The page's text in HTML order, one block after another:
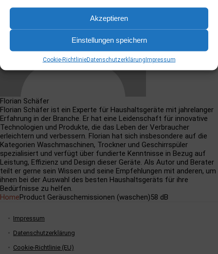
Akzeptieren
Einstellungen speichern
Cookie-RichtlinieDatenschutzerklärungImpressum
Florian Schäfer
Florian Schäfer ist ein Experte für Haushaltsgeräte mit jahrelanger
Erfahrung in der Branche. Er hat eine Leidenschaft für innovative
Technologien und Produkte, die das Leben der Verbraucher
erleichtern und verbessern. Florian hat sich insbesondere auf die
Kategorien Waschmaschinen, Trockner und Geschirrspüler
spezialisiert und verfügt über fundierte Kenntnisse in Bezug auf
Leistung, Effizienz und Design dieser Geräte. Als Autor und Berater
teilt er gerne sein Wissen und seine Empfehlungen mit anderen, um
ihnen bei der Auswahl des besten Haushaltsgeräts für ihre
Bedürfnisse zu helfen.
HomeProduct Geräuschemissionen (waschen)58 dB
Impressum
Datenschutzerklärung
Cookie-Richtlinie (EU)